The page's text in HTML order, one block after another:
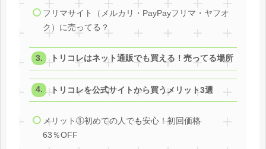
フリマサイト（メルカリ・PayPayフリマ・ヤフオ
ク）に売ってる？
トリコレはネット通販でも買える！売ってる場所
トリコレを公式サイトから買うメリット3選
メリット①初めての人でも安心！初回価格
63％OFF